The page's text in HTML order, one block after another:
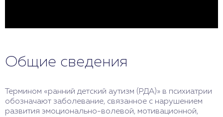
Общие сведения
Термином «ранний детский аутизм (РДА)» в психиатрии
обозначают заболевание, связанное с нарушением
развития эмоционально-волевой, мотивационной,